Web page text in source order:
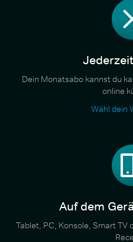
Dein Monatsabo kannst du
online
Wähl dein
Auf dem
Tablet, PC, Konsole, Smart TV